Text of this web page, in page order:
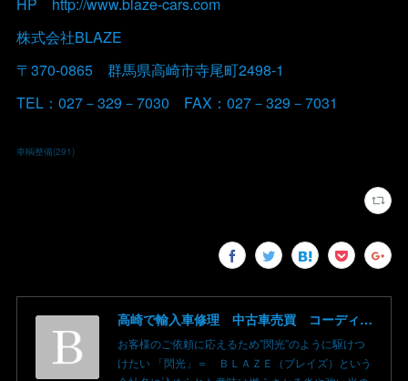
株式会社BLAZE
〒370-0865 群馬県高崎市寺尾町2498-1
TEL：027－329－7030 FAX：027－329－7031
車輌整備(291)
高崎で輸入車修理 中古車売買 コーディングならBLAZE（ブレイズ）へ│BLAZE Total Car Support & Modify in Takasaki Gunma
お客様のご依頼に応えるため”閃光”のように駆けつ
けたい 「閃光」＝ ＢＬＡＺＥ（ブレイズ）という